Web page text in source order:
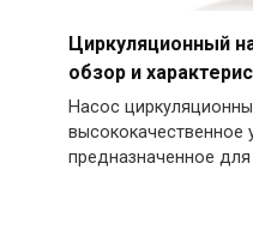
Циркуляционный
обзор и
Насос
высококачественное
предназначенное